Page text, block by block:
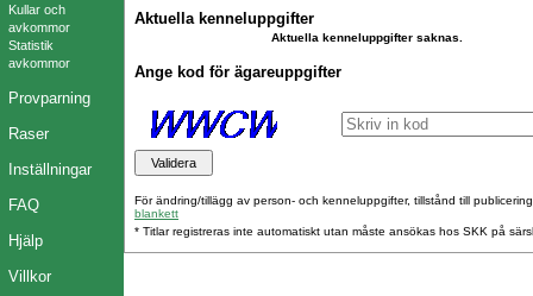
Kullar och
avkommor
Statistik
avkommor
Provparning
Raser
Inställningar
FAQ
Hjälp
Villkor
Aktuella kenneluppgifter
Aktuella kenneluppgifter saknas.
Ange kod för ägareuppgifter
För ändring/tillägg av person- och kenneluppgifter, tillstånd till
blankett
* Titlar registreras inte automatiskt utan måste ansökas hos SKK på